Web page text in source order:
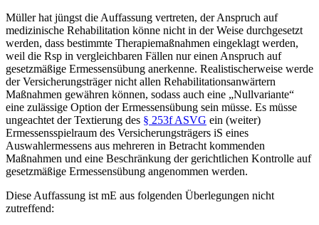
Müller hat jüngst die Auffassung vertreten, der Anspruch auf
medizinische Rehabilitation könne nicht in der Weise durchgesetzt
werden, dass bestimmte Therapiemaßnahmen eingeklagt werden,
weil die Rsp in vergleichbaren Fällen nur einen Anspruch auf
gesetzmäßige Ermessensübung anerkenne. Realistischerweise werde
der Versicherungsträger nicht allen Rehabilitationsanwärtern
Maßnahmen gewähren können, sodass auch eine „Nullvariante“
eine zulässige Option der Ermessensübung sein müsse. Es müsse
ungeachtet der Textierung des § 253f ASVG ein (weiter)
Ermessensspielraum des Versicherungsträgers iS eines
Auswahlermessens aus mehreren in Betracht kommenden
Maßnahmen und eine Beschränkung der gerichtlichen Kontrolle auf
gesetzmäßige Ermessensübung angenommen werden.
Diese Auffassung ist mE aus folgenden Überlegungen nicht
zutreffend: